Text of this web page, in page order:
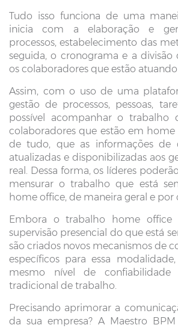
Tudo isso funciona de uma
inicia com a elaboração e
processos, estabelecimento das
seguida, o cronograma e a
os colaboradores que estão
Assim, com o uso de uma
gestão de processos, pessoas,
possível acompanhar o
colaboradores que estão em
de tudo, que as informações de
atualizadas e disponibilizadas aos
real. Dessa forma, os líderes
mensurar o trabalho que está
home office, de maneira geral e por
Embora o trabalho home office
supervisão presencial do que está
são criados novos mecanismos de
específicos para essa
mesmo nível de confiabilidade
tradicional de trabalho.
Precisando aprimorar a
da sua empresa? A Maestro